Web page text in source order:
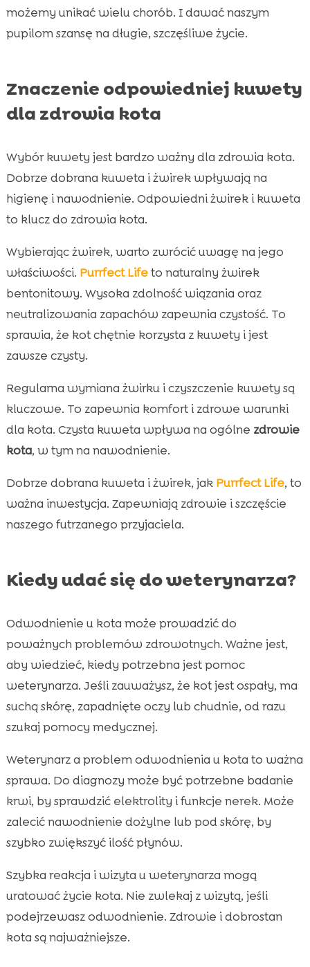
możemy unikać wielu chorób. I dawać naszym
pupilom szansę na długie, szczęśliwe życie.
Znaczenie odpowiedniej kuwety
dla zdrowia kota
Wybór kuwety jest bardzo ważny dla zdrowia kota.
Dobrze dobrana kuweta i żwirek wpływają na
higienę i nawodnienie. Odpowiedni żwirek i kuweta
to klucz do zdrowia kota.
Wybierając żwirek, warto zwrócić uwagę na jego
właściwości. Purrfect Lifeto naturalny żwirek
bentonitowy. Wysoka zdolność wiązania oraz
neutralizowania zapachów zapewnia czystość. To
sprawia, że kot chętnie korzysta z kuwety i jest
zawsze czysty.
Regularna wymiana żwirku i czyszczenie kuwety są
kluczowe. To zapewnia komfort i zdrowe warunki
dla kota. Czysta kuweta wpływa na ogólne zdrowie
kota, w tym na nawodnienie.
Dobrze dobrana kuweta i żwirek, jak Purrfect Life, to
ważna inwestycja. Zapewniają zdrowie i szczęście
naszego futrzanego przyjaciela.
Kiedy udać się do weterynarza?
Odwodnienie u kota może prowadzić do
poważnych problemów zdrowotnych. Ważne jest,
aby wiedzieć, kiedy potrzebna jest pomoc
weterynarza. Jeśli zauważysz, że kot jest ospały, ma
suchą skórę, zapadnięte oczy lub chudnie, od razu
szukaj pomocy medycznej.
Weterynarz a problem odwodnienia u kota to ważna
sprawa. Do diagnozy może być potrzebne badanie
krwi, by sprawdzić elektrolity i funkcje nerek. Może
zalecić nawodnienie dożylne lub pod skórę, by
szybko zwiększyć ilość płynów.
Szybka reakcja i wizyta u weterynarza mogą
uratować życie kota. Nie zwlekaj z wizytą, jeśli
podejrzewasz odwodnienie. Zdrowie i dobrostan
kota są najważniejsze.